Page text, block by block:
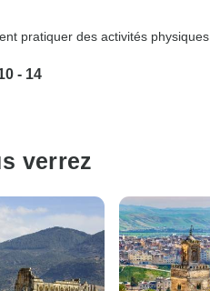
pratiquer des activités physiques
- 14
verrez